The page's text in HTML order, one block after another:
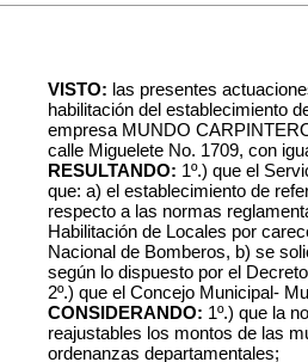
VISTO: las presentes
habilitación del establecimiento
empresa MUNDO
calle Miguelete No. 1709, con
RESULTANDO: 1º.) que el
que: a) el establecimiento de
respecto a las normas
Habilitación de Locales por
Nacional de Bomberos, b) se
según lo dispuesto por el
2º.) que el Concejo Municipal-
CONSIDERANDO: 1º.) que la
reajustables los montos de las
ordenanzas departamentales;